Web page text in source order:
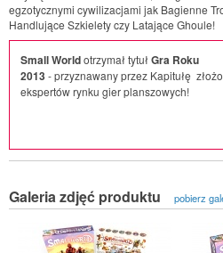
egzotycznymi cywilizacjami jak Bagienne
Handlujące Szkielety czy Latające Ghoule!
Small Worldotrzymał tytuł Gra Roku
2013- przyznawany przez Kapitułę
ekspertów rynku gier planszowych!
Galeria zdjęć produktu pobierz